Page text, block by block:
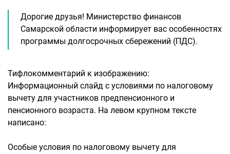
Дорогие друзья! Министерство финансов
Самарской области информирует вас особенностях
программы долгосрочных сбережений (ПДС).
Тифлокомментарий к изображению:
Информационный слайд с условиями по налоговому
вычету для участников предпенсионного и
пенсионного возраста. На левом крупном тексте
написано:
Особые условия по налоговому вычету для